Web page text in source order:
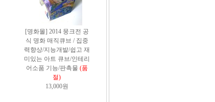
[명화몰] 2014 뭉크전 공
식 명화 매직큐브 / 집중
력향상/지능개발/쉽고 재
미있는 아트 큐브/인테리
어소품 기능/판촉물 (품
절)
13,000원